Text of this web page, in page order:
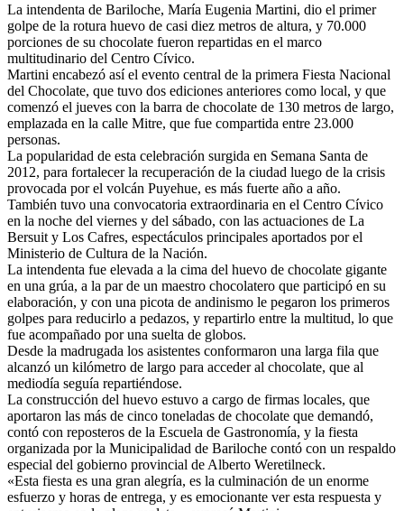
La intendenta de Bariloche, María Eugenia Martini, dio el primer
golpe de la rotura huevo de casi diez metros de altura, y 70.000
porciones de su chocolate fueron repartidas en el marco
multitudinario del Centro Cívico.
Martini encabezó así el evento central de la primera Fiesta Nacional
del Chocolate, que tuvo dos ediciones anteriores como local, y que
comenzó el jueves con la barra de chocolate de 130 metros de largo,
emplazada en la calle Mitre, que fue compartida entre 23.000
personas.
La popularidad de esta celebración surgida en Semana Santa de
2012, para fortalecer la recuperación de la ciudad luego de la crisis
provocada por el volcán Puyehue, es más fuerte año a año.
También tuvo una convocatoria extraordinaria en el Centro Cívico
en la noche del viernes y del sábado, con las actuaciones de La
Bersuit y Los Cafres, espectáculos principales aportados por el
Ministerio de Cultura de la Nación.
La intendenta fue elevada a la cima del huevo de chocolate gigante
en una grúa, a la par de un maestro chocolatero que participó en su
elaboración, y con una picota de andinismo le pegaron los primeros
golpes para reducirlo a pedazos, y repartirlo entre la multitud, lo que
fue acompañado por una suelta de globos.
Desde la madrugada los asistentes conformaron una larga fila que
alcanzó un kilómetro de largo para acceder al chocolate, que al
mediodía seguía repartiéndose.
La construcción del huevo estuvo a cargo de firmas locales, que
aportaron las más de cinco toneladas de chocolate que demandó,
contó con reposteros de la Escuela de Gastronomía, y la fiesta
organizada por la Municipalidad de Bariloche contó con un respaldo
especial del gobierno provincial de Alberto Weretilneck.
«Esta fiesta es una gran alegría, es la culminación de un enorme
esfuerzo y horas de entrega, y es emocionante ver esta respuesta y